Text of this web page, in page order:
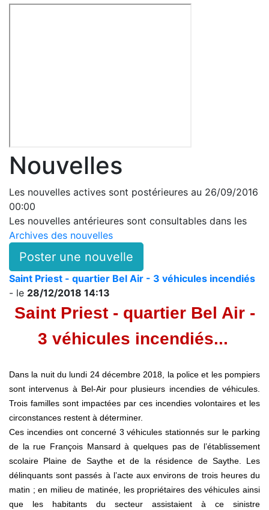
Nouvelles
Les nouvelles actives sont postérieures au 26/09/2016
00:00
Les nouvelles antérieures sont consultables dans les
Archives des nouvelles
Poster une nouvelle
Saint Priest - quartier Bel Air - 3 véhicules incendiés
- le 28/12/2018 14:13
Saint Priest - quartier Bel Air -
3 véhicules incendiés...
Dans la nuit du lundi 24 décembre 2018, la police et les pompiers
sont intervenus à Bel-Air pour plusieurs incendies de véhicules.
Trois familles sont impactées par ces incendies volontaires et les
circonstances restent à déterminer.
Ces incendies ont concerné 3 véhicules stationnés sur le parking
de la rue François Mansard à quelques pas de l’établissement
scolaire Plaine de Saythe et de la résidence de Saythe. Les
délinquants sont passés à l’acte aux environs de trois heures du
matin ; en milieu de matinée, les propriétaires des véhicules ainsi
que les habitants du secteur assistaient à ce sinistre